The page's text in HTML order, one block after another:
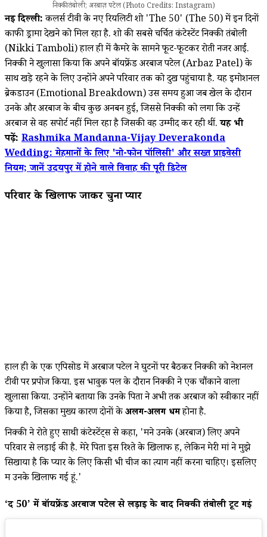
निक्की तंबोली; अरबाज़ पटेल (Photo Credits: Instagram)
नई दिल्ली:कलर्स टीवी के नए रियलिटी शो 'The 50' (The 50)में इन दिनों
काफी ड्रामा देखने को मिल रहा है. शो की सबसे चर्चित कंटेस्टेंट निक्की तंबोली
(Nikki Tamboli) हाल ही में कैमरे के सामने फूट-फूटकर रोती नजर आईं.
निक्की ने खुलासा किया कि अपने बॉयफ्रेंड अरबाज पटेल (Arbaz Patel) के
साथ खड़े रहने के लिए उन्होंने अपने परिवार तक को दुख पहुंचाया है. यह इमोशनल
ब्रेकडाउन (Emotional Breakdown) उस समय हुआ जब खेल के दौरान
उनके और अरबाज के बीच कुछ अनबन हुई, जिससे निक्की को लगा कि उन्हें
अरबाज से वह सपोर्ट नहीं मिल रहा है जिसकी वह उम्मीद कर रही थीं.यह भी
पढ़ें: Rashmika Mandanna-Vijay Deverakonda
Wedding: मेहमानों के लिए 'नो-फोन पॉलिसी' और सख्त प्राइवेसी
नियम; जानें उदयपुर में होने वाले विवाह की पूरी डिटेल
परिवार के खिलाफ जाकर चुना प्यार
हाल ही के एक एपिसोड में अरबाज पटेल ने घुटनों पर बैठकर निक्की को नेशनल
टीवी पर प्रपोज किया. इस भावुक पल के दौरान निक्की ने एक चौंकाने वाला
खुलासा किया. उन्होंने बताया कि उनके पिता ने अभी तक अरबाज को स्वीकार नहीं
किया है, जिसका मुख्य कारण दोनों केअलग-अलग धर्महोना है.
निक्की ने रोते हुए साथी कंटेस्टेंट्स से कहा, 'मैंने उनके (अरबाज) लिए अपने
परिवार से लड़ाई की है. मेरे पिता इस रिश्ते के खिलाफ हैं,लेकिन मेरी मां ने मुझे
सिखाया है कि प्यार के लिए किसी भी चीज का त्याग नहीं करना चाहिए। इसलिए
मैं उनके खिलाफ गई हूं.'
‘द 50’ में बॉयफ्रेंड अरबाज पटेल से लड़ाई के बाद निक्की तंबोली टूट गईं